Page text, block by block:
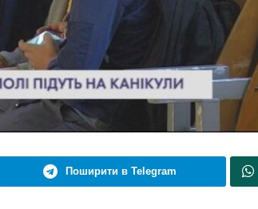
Поширити в Telegram